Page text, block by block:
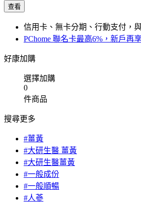
查看
信用卡、無卡分期、行動支付，
PChome 聯名卡最高6%，新戶再
好康加購
選擇加購
0
件商品
搜尋更多
#薑黃
#大研生醫 薑黃
#大研生醫薑黃
#一般成份
#一般順暢
#人蔘